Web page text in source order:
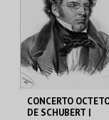
CONCERTO
DE SCHUBERT |